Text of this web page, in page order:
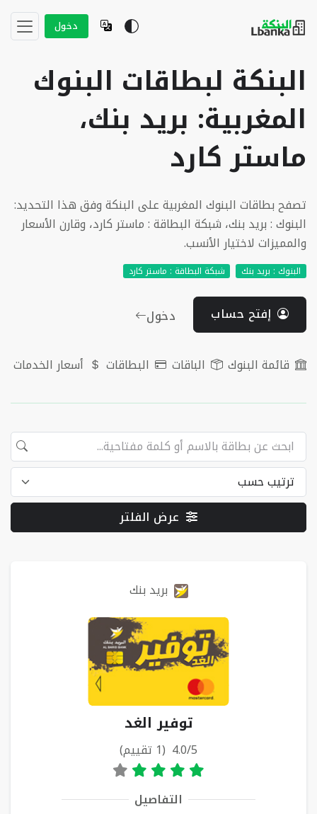
دخول
البنكة لبطاقات البنوك
المغربية: بريد بنك،
ماستر كارد
تصفح بطاقات البنوك المغربية على البنكة وفق هذا التحديد:
البنوك : بريد بنك، شبكة البطاقة : ماستر كارد، وقارن الأسعار
والمميزات لاختيار الأنسب.
البنوك : بريد بنك شبكة البطاقة : ماستر كارد
إفتح حساب دخول
قائمة البنوك الباقات البطاقات أسعار الخدمات
عرض الفلتر
بريد بنك
توفير الغد
4.0/5 (1 تقييم)
التفاصيل